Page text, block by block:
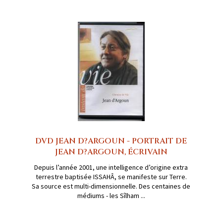
DVD JEAN D?ARGOUN - PORTRAIT DE
JEAN D?ARGOUN, ÉCRIVAIN
Depuis l’année 2001, une intelligence d’origine extra
terrestre baptisée ISSAHÂ, se manifeste sur Terre.
Sa source est multi-dimensionnelle. Des centaines de
médiums - les Sîlham ...